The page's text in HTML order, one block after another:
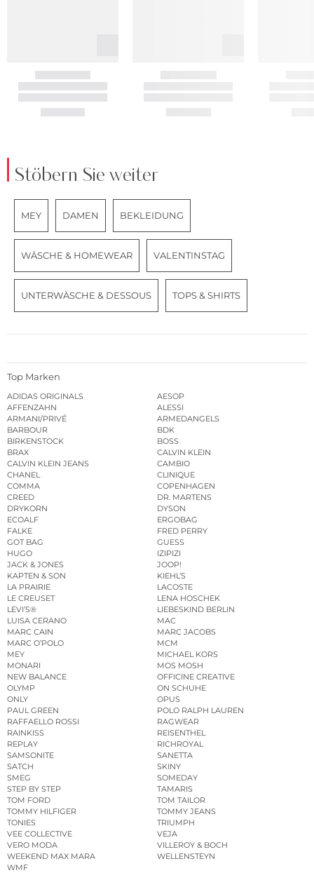
Stöbern Sie weiter
MEY DAMEN BEKLEIDUNG
WÄSCHE & HOMEWEAR VALENTINSTAG
UNTERWÄSCHE & DESSOUS TOPS & SHIRTS
Top Marken
ADIDAS ORIGINALS
AESOP
AFFENZAHN
ALESSI
ARMANI/PRIVÉ
ARMEDANGELS
BARBOUR
BDK
BIRKENSTOCK
BOSS
BRAX
CALVIN KLEIN
CALVIN KLEIN JEANS
CAMBIO
CHANEL
CLINIQUE
COMMA
COPENHAGEN
CREED
DR. MARTENS
DRYKORN
DYSON
ECOALF
ERGOBAG
FALKE
FRED PERRY
GOT BAG
GUESS
HUGO
IZIPIZI
JACK & JONES
JOOP!
KAPTEN & SON
KIEHL’S
LA PRAIRIE
LACOSTE
LE CREUSET
LENA HOSCHEK
LEVI’S®
LIEBESKIND BERLIN
LUISA CERANO
MAC
MARC CAIN
MARC JACOBS
MARC O’POLO
MCM
MEY
MICHAEL KORS
MONARI
MOS MOSH
NEW BALANCE
OFFICINE CREATIVE
OLYMP
ON SCHUHE
ONLY
OPUS
PAUL GREEN
POLO RALPH LAUREN
RAFFAELLO ROSSI
RAGWEAR
RAINKISS
REISENTHEL
REPLAY
RICHROYAL
SAMSONITE
SANETTA
SATCH
SKINY
SMEG
SOMEDAY
STEP BY STEP
TAMARIS
TOM FORD
TOM TAILOR
TOMMY HILFIGER
TOMMY JEANS
TONIES
TRIUMPH
VEE COLLECTIVE
VEJA
VERO MODA
VILLEROY & BOCH
WEEKEND MAX MARA
WELLENSTEYN
WMF